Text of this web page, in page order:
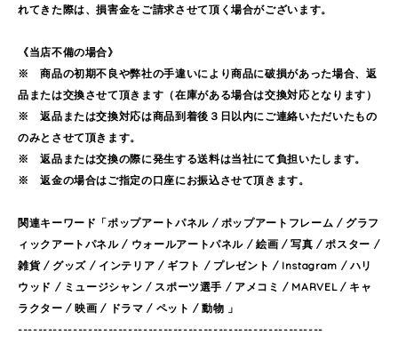
れてきた際は、損害金をご請求させて頂く場合がございます。
《当店不備の場合》
※ 商品の初期不良や弊社の手違いにより商品に破損があった場合、返
品または交換させて頂きます（在庫がある場合は交換対応となります）
※ 返品または交換対応は商品到着後３日以内にご連絡いただいたもの
のみとさせて頂きます。
※ 返品または交換の際に発生する送料は当社にて負担いたします。
※ 返金の場合はご指定の口座にお振込させて頂きます。
関連キーワード「ポップアートパネル / ポップアートフレーム / グラフ
ィックアートパネル / ウォールアートパネル / 絵画 / 写真 / ポスター /
雑貨 / グッズ / インテリア / ギフト / プレゼント / Instagram / ハリ
ウッド / ミュージシャン / スポーツ選手 / アメコミ / MARVEL / キャ
ラクター / 映画 / ドラマ / ペット / 動物 」
-------------------------------------------------------------